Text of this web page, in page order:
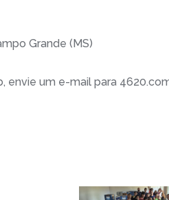
Grande (MS)
um e-mail para